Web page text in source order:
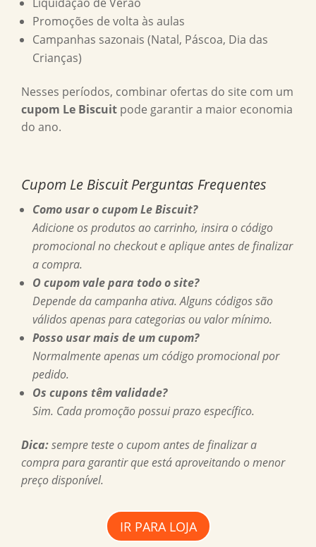
Promoções de volta às aulas
Campanhas sazonais (Natal, Páscoa, Dia das
Crianças)
Nesses períodos, combinar ofertas do site com um
cupom Le Biscuit pode garantir a maior economia
do ano.
Cupom Le Biscuit Perguntas Frequentes
Como usar o cupom Le Biscuit?
Adicione os produtos ao carrinho, insira o código
promocional no checkout e aplique antes de finalizar
a compra.
O cupom vale para todo o site?
Depende da campanha ativa. Alguns códigos são
válidos apenas para categorias ou valor mínimo.
Posso usar mais de um cupom?
Normalmente apenas um código promocional por
pedido.
Os cupons têm validade?
Sim. Cada promoção possui prazo específico.
Dica:sempre teste o cupom antes de finalizar a
compra para garantir que está aproveitando o menor
preço disponível.
IR PARA LOJA